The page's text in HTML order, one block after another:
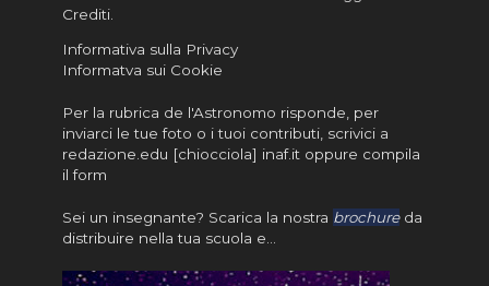
Crediti.
Informativa sulla Privacy
Informatva sui Cookie
Per la rubrica de l'Astronomo risponde, per
inviarci le tue foto o i tuoi contributi, scrivici a
redazione.edu [chiocciola] inaf.it oppure compila
il form
Sei un insegnante? Scarica la nostra brochureda
distribuire nella tua scuola e…